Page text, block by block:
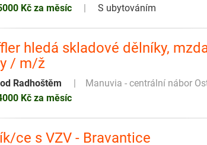
Kč za měsíc
S ubytováním
hledá skladové dělníky,
/ m/ž
Radhoštěm
Manuvia - centrální nábor
Kč za měsíc
ce s VZV - Bravantice